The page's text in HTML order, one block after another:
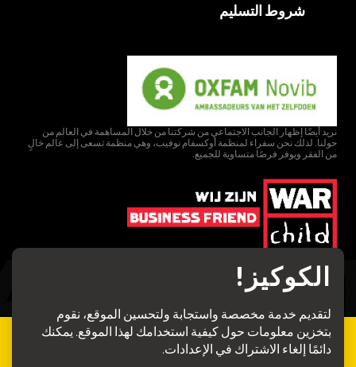
الكوكيز!
لتقديم خدمة مخصصة واستجابة ولتحسين الموقع، نقوم
بتخزين معلومات حول كيفية استخدامك لهذا الموقع. يمكنك
دائمًا إلغاء الاشتراك في الإعدادات.
شروط التسليم
نريد أيضًا إظهار الجانب الاجتماعي من شركتنا من خلال المساهمة في العالم من
حولنا. لذلك نحن سفراء لمنظمة أوكسفام نوفيب، وهي منظمة تسعى إلى عالم خالٍ
من الفقر ويوفر فرصًا متساوية للجميع.
عند شركتنا. لذلك ندعم منظمة وور تشايلد منذ سنوات عديدة.
Copyright 2025 © Avezaat Cranes | The website of avezaat.com has been put
together with the utmost care. All information is derived from reliable